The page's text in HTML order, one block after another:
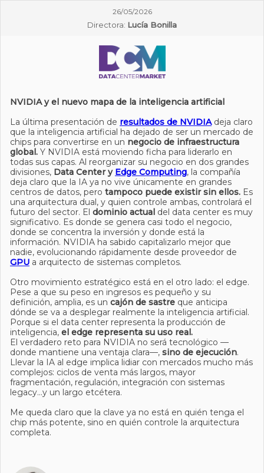
26/05/2026
Directora: Lucía Bonilla
NVIDIA y el nuevo mapa de la inteligencia artificial
La última presentación de resultados de NVIDIAdeja claro
que la inteligencia artificial ha dejado de ser un mercado de
chips para convertirse en un negocio de infraestructura
global. Y NVIDIA está moviendo ficha para liderarlo en
todas sus capas. Al reorganizar su negocio en dos grandes
divisiones, Data Center y Edge Computing, la compañía
deja claro que la IA ya no vive únicamente en grandes
centros de datos, pero tampoco puede existir sin ellos. Es
una arquitectura dual, y quien controle ambas, controlará el
futuro del sector. El dominio actual del data center es muy
significativo. Es donde se genera casi todo el negocio,
donde se concentra la inversión y donde está la
información. NVIDIA ha sabido capitalizarlo mejor que
nadie, evolucionando rápidamente desde proveedor de
GPU a arquitecto de sistemas completos.
Otro movimiento estratégico está en el otro lado: el edge.
Pese a que su peso en ingresos es pequeño y su
definición, amplia, es un cajón de sastre que anticipa
dónde se va a desplegar realmente la inteligencia artificial.
Porque si el data center representa la producción de
inteligencia, el edge representa su uso real.
El verdadero reto para NVIDIA no será tecnológico —
donde mantiene una ventaja clara—, sino de ejecución.
Llevar la IA al edge implica lidiar con mercados mucho más
complejos: ciclos de venta más largos, mayor
fragmentación, regulación, integración con sistemas
legacy…y un largo etcétera.
Me queda claro que la clave ya no está en quién tenga el
chip más potente, sino en quién controle la arquitectura
completa.